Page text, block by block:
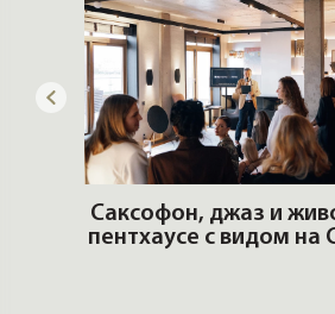
Саксофон, джаз и
пентхаусе с видом на